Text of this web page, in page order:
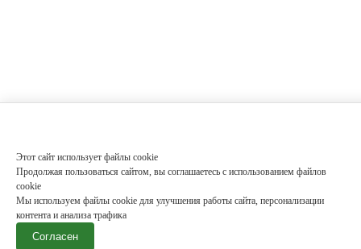
Этот сайт использует файлы cookie
Продолжая пользоваться сайтом, вы соглашаетесь с использованием файлов
cookie
Мы используем файлы cookie для улучшения работы сайта, персонализации
контента и анализа трафика
Согласен